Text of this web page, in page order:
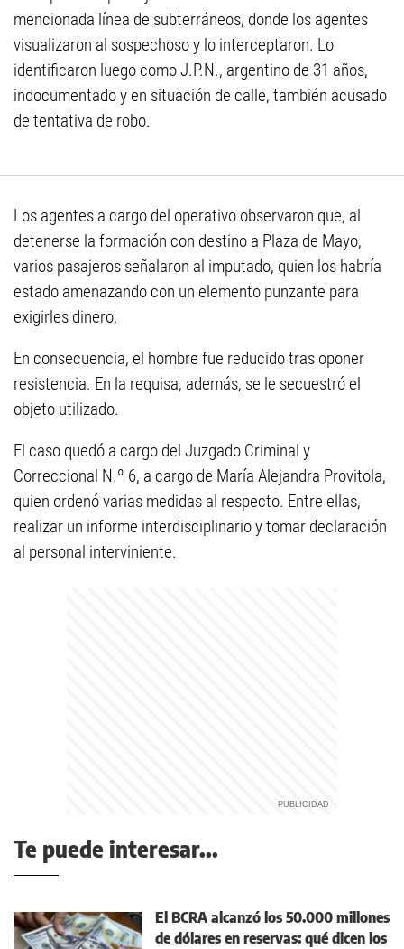
mencionada línea de subterráneos, donde los agentes
visualizaron al sospechoso y lo interceptaron. Lo
identificaron luego como J.P.N., argentino de 31 años,
indocumentado y en situación de calle, también acusado
de tentativa de robo.
Los agentes a cargo del operativo observaron que, al
detenerse la formación con destino a Plaza de Mayo,
varios pasajeros señalaron al imputado, quien los habría
estado amenazando con un elemento punzante para
exigirles dinero.
En consecuencia, el hombre fue reducido tras oponer
resistencia. En la requisa, además, se le secuestró el
objeto utilizado.
El caso quedó a cargo del Juzgado Criminal y
Correccional N.º 6, a cargo de María Alejandra Provitola,
quien ordenó varias medidas al respecto. Entre ellas,
realizar un informe interdisciplinario y tomar declaración
al personal interviniente.
Te puede interesar...
El BCRA alcanzó los 50.000 millones
de dólares en reservas: qué dicen los